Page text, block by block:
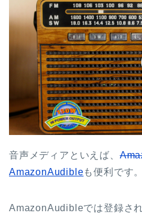
音声メディアといえば、
AmazonAudibleも便利です。
AmazonAudibleでは登録さ